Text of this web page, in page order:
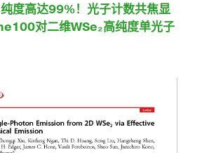
度高达99%！光子计数共焦显
对二维WSe₂高纯度单光子